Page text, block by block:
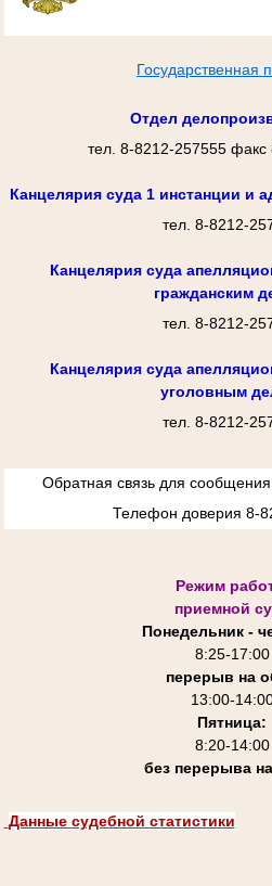
Государственная
Отдел
тел. 8-8212-257555 факс
Канцелярия суда 1 инстанции и
тел. 8-8212-
Канцелярия суда
гражданским
тел. 8-8212-
Канцелярия суда
уголовным
тел. 8-8212-
Обратная связь для
Телефон доверия 8-
Режим
приемной
Понедельник -
8:25-17:00
перерыв на
13:00-
Пятница:
8:20-14:00
без перерыва
Данные судебной статистики